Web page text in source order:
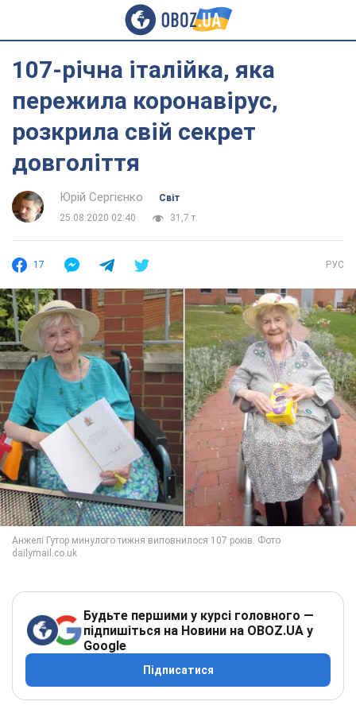
107-річна італійка, яка
пережила коронавірус,
розкрила свій секрет
довголіття
Юрій Сергієнко
Світ
25.08.2020 02:40
31,7 т.
17 РУС
Будьте першими у курсі головного —
підпишіться на Новини на OBOZ.UA у
Google
Підписатися